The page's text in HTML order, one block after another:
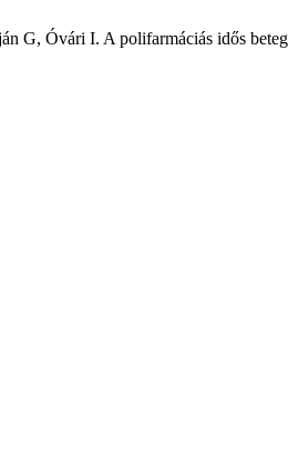
G, Óvári I. A polifarmáciás idős